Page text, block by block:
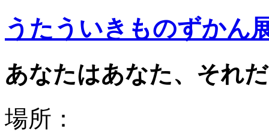
うたういきものずかん
あなたはあなた、それ
場所：